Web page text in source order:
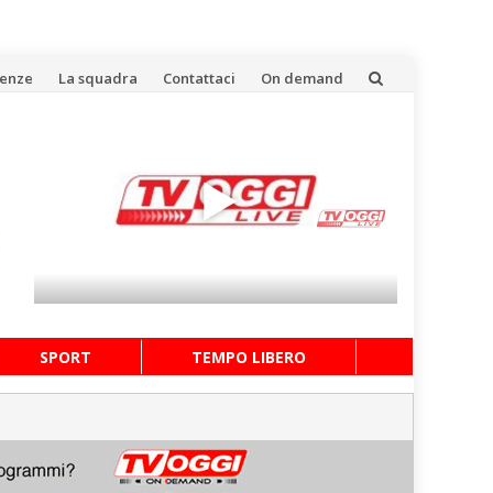
La squadra Contattaci On demand
SPORT TEMPO LIBERO